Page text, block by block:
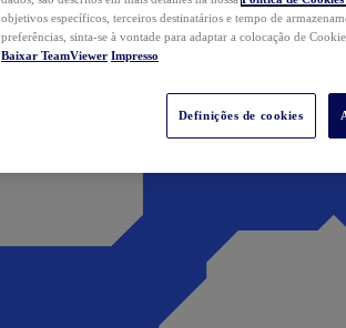
objetivos específicos, terceiros destinatários e tempo de
preferências, sinta-se à vontade para adaptar a colocação de
Baixar TeamViewer Impresso
Definições de cookies